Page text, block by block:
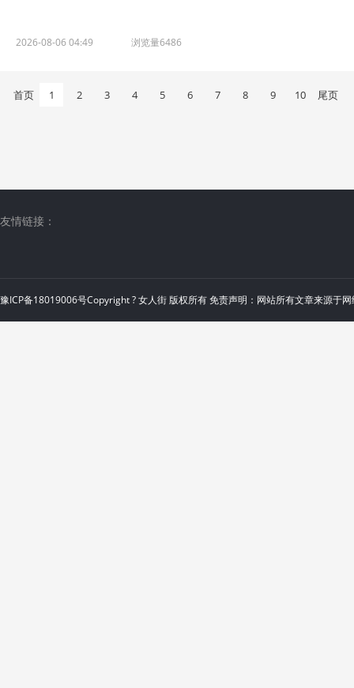
2026-08-06 04:49 浏览量6486
首页 1 2 3 4 5 6 7 8 9 10 尾页
友情链接：
豫ICP备18019006号Copyright ?女人街 版权所有 免责声明：网站所有文章来源于